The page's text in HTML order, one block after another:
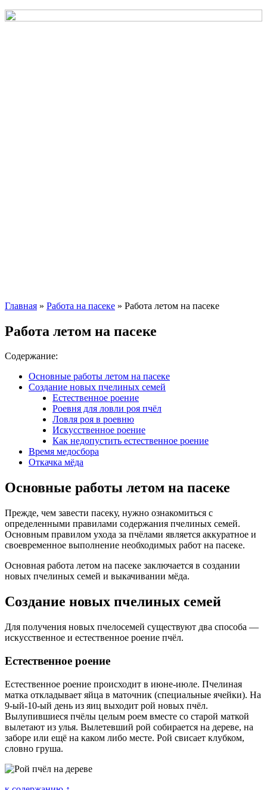
Главная » Работа на пасеке » Работа летом на пасеке
Работа летом на пасеке
Содержание:
Основные работы летом на пасеке
Создание новых пчелиных семей
Естественное роение
Роевня для ловли роя пчёл
Ловля роя в роевню
Искусственное роение
Как недопустить естественное роение
Время медосбора
Откачка мёда
Основные работы летом на пасеке
Прежде, чем завести пасеку, нужно ознакомиться с
определенными правилами содержания пчелиных семей.
Основным правилом ухода за пчёлами является аккуратное и
своевременное выполнение необходимых работ на пасеке.
Основная работа летом на пасеке заключается в создании
новых пчелиных семей и выкачивании мёда.
Создание новых пчелиных семей
Для получения новых пчелосемей существуют два способа —
искусственное и естественное роение пчёл.
Естественное роение
Естественное роение происходит в июне-июле. Пчелиная
матка откладывает яйца в маточник (специальные ячейки). На
9-ый-10-ый день из яиц выходит рой новых пчёл.
Вылупившиеся пчёлы целым роем вместе со старой маткой
вылетают из улья. Вылетевший рой собирается на дереве, на
заборе или ещё на каком либо месте. Рой свисает клубком,
словно груша.